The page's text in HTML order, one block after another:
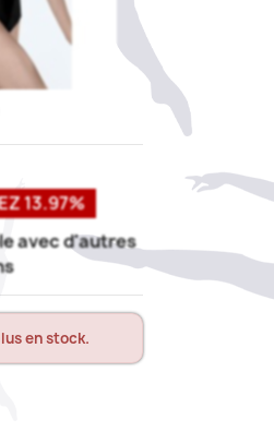
13.97%
avec d'autres
en stock.